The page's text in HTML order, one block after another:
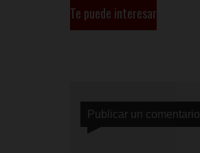
Te puede interesar
Publicar un comentario